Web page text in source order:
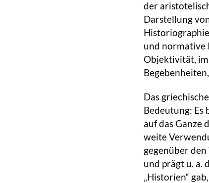
der
Darstellung
und normative
Objektivität,
Das
Bedeutung: Es
auf das Ganze
weite
gegenüber
und prägt u. a.
„Historien“